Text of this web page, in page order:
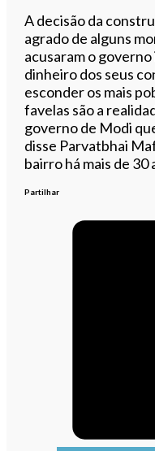
A decisão da
agrado de alguns
acusaram o
dinheiro dos seus
esconder os mais
favelas são a
governo de Modi
disse Parvatbhai
bairro há mais de 30
Partilhar